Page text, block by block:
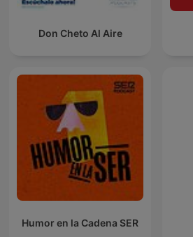
Don Cheto Al Aire
Humor en la Cadena SER